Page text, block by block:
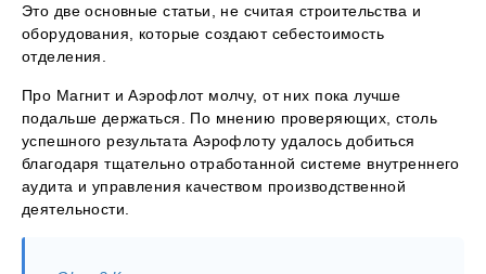
Это две основные статьи, не считая строительства и
оборудования, которые создают себестоимость
отделения.
Про Магнит и Аэрофлот молчу, от них пока лучше
подальше держаться. По мнению проверяющих, столь
успешного результата Аэрофлоту удалось добиться
благодаря тщательно отработанной системе внутреннего
аудита и управления качеством производственной
деятельности.